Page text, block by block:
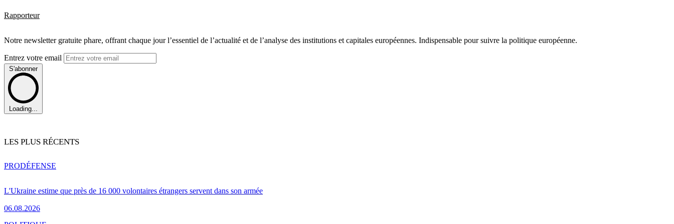
Rapporteur
Notre newsletter gratuite phare, offrant chaque jour l’essentiel de l’actualité et de l’analyse des institutions et capitales européennes. Indispensable pour suivre la politique européenne.
Entrez votre email
S'abonner
Loading...
LES PLUS RÉCENTS
L'Ukraine estime que près de 16 000 volontaires étrangers servent dans son armée
06.08.2026
PRODÉFENSE